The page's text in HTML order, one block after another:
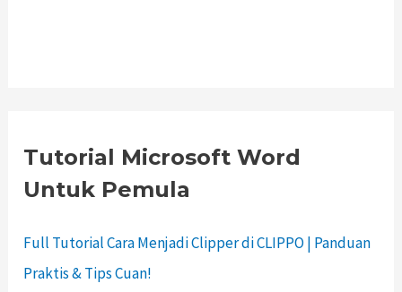
Tutorial Microsoft Word
Untuk Pemula
Full Tutorial Cara Menjadi Clipper di CLIPPO | Panduan
Praktis & Tips Cuan!